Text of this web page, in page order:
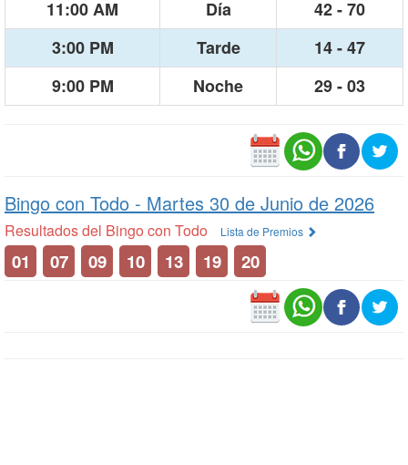
11:00 AM Día
42 - 70
3:00 PM
Tarde
14 - 47
9:00 PM
Noche 29 - 03
Bingo con Todo - Martes 30 de Junio de 2026
Resultados del Bingo con Todo Lista de Premios
01 07 09 10 13 19 20